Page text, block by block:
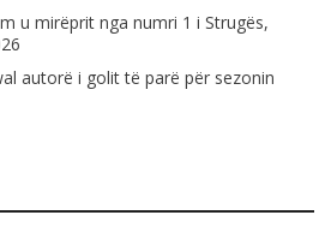
u mirëprit nga numri 1 i Strugës,
autorë i golit të parë për sezonin